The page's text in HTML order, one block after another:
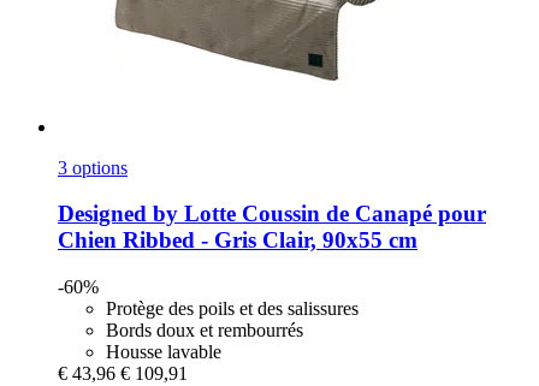
3 options
Designed by Lotte Coussin de Canapé pour
Chien Ribbed -​ Gris Clair, 90x55 cm
-60%
Protège des poils et des salissures
Bords doux et rembourrés
Housse lavable
€ 43,96 € 109,91